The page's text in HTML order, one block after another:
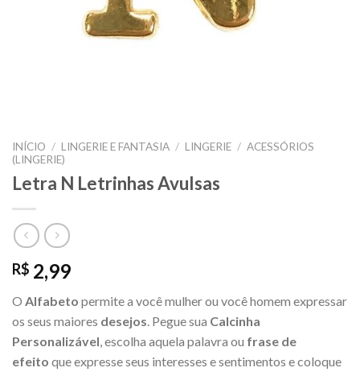
INÍCIO / LINGERIE E FANTASIA / LINGERIE / ACESSÓRIOS
(LINGERIE)
Letra N Letrinhas Avulsas
R$ 2,99
O Alfabeto permite a você mulher ou você homem expressar
os seus maiores desejos . Pegue sua Calcinha
Personalizável , escolha aquela palavra ou frase de
efeito que expresse seus interesses e sentimentos e coloque